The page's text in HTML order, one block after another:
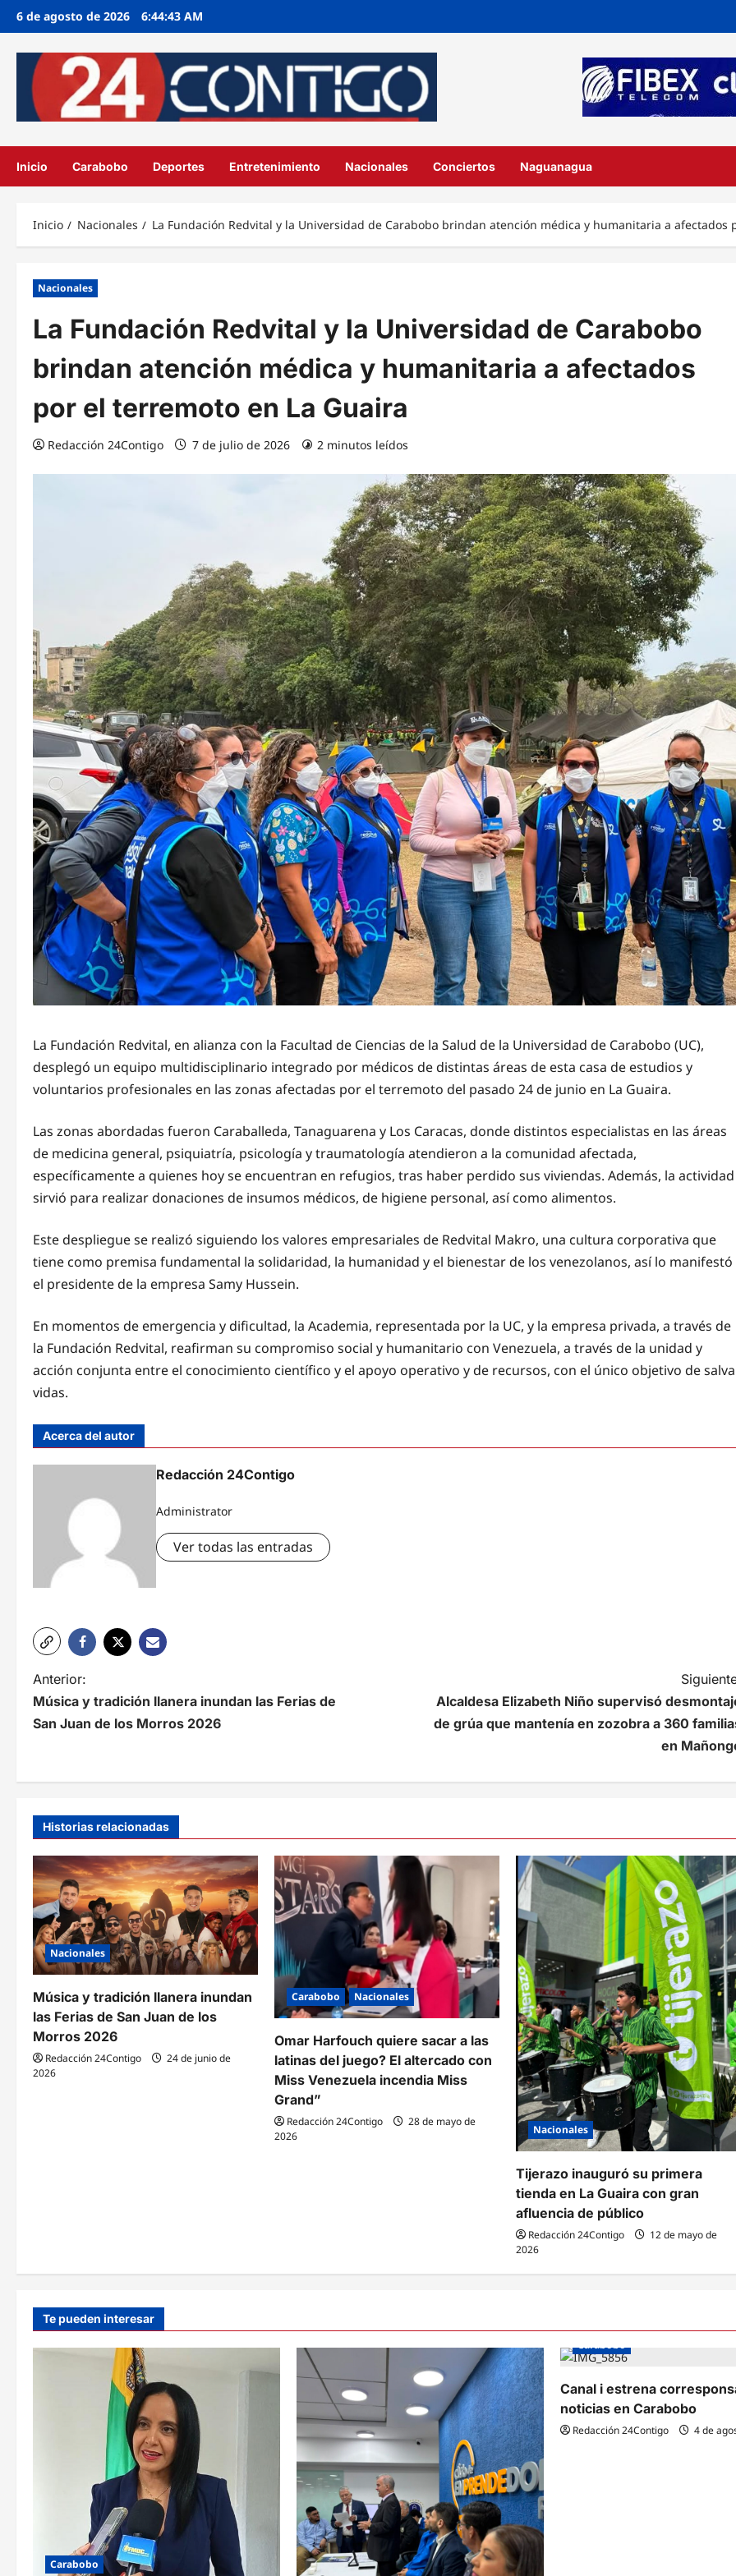
6 de agosto de 2026 6:44:44 AM
Inicio Carabobo Deportes Entretenimiento Nacionales Conciertos Naguanagua
Inicio Nacionales La Fundación Redvital y la Universidad de Carabobo brindan atención médica y humanitaria a afectados
Nacionales
La Fundación Redvital y la Universidad de Carabobo
brindan atención médica y humanitaria a afectados
por el terremoto en La Guaira
Redacción 24Contigo 7 de julio de 2026 2 minutos leídos
La Fundación Redvital, en alianza con la Facultad de Ciencias de la Salud de la Universidad de Carabobo (UC),
desplegó un equipo multidisciplinario integrado por médicos de distintas áreas de esta casa de estudios y
voluntarios profesionales en las zonas afectadas por el terremoto del pasado 24 de junio en La Guaira.
Las zonas abordadas fueron Caraballeda, Tanaguarena y Los Caracas, donde distintos especialistas en las áreas
de medicina general, psiquiatría, psicología y traumatología atendieron a la comunidad afectada,
específicamente a quienes hoy se encuentran en refugios, tras haber perdido sus viviendas. Además, la actividad
sirvió para realizar donaciones de insumos médicos, de higiene personal, así como alimentos.
Este despliegue se realizó siguiendo los valores empresariales de Redvital Makro, una cultura corporativa que
tiene como premisa fundamental la solidaridad, la humanidad y el bienestar de los venezolanos, así lo manifestó
el presidente de la empresa Samy Hussein.
En momentos de emergencia y dificultad, la Academia, representada por la UC, y la empresa privada, a través de
la Fundación Redvital, reafirman su compromiso social y humanitario con Venezuela, a través de la unidad y
acción conjunta entre el conocimiento científico y el apoyo operativo y de recursos, con el único objetivo de
vidas.
Acerca del autor
Redacción 24Contigo
Administrator
Ver todas las entradas
N
a
c
i
ó
n
d
e
e
n
Anterior:
Música y tradición llanera inundan las Ferias de
San Juan de los Morros 2026
Alcaldesa Elizabeth Niño supervisó
de grúa que mantenía en zozobra a 360
en
Historias relacionadas
Nacionales
Música y tradición llanera inundan
las Ferias de San Juan de los
Morros 2026
Redacción 24Contigo
24 de junio de
2026
Carabobo Nacionales
Omar Harfouch quiere sacar a las
latinas del juego? El altercado con
Miss Venezuela incendia Miss
Grand”
Redacción 24Contigo
28 de mayo de
2026
Nacionales
Tijerazo inauguró su primera
tienda en La Guaira con gran
afluencia de público
Redacción 24Contigo
12 de mayo de
2026
Te pueden interesar
Carabobo
Carabobo
Canal i estrena
noticias en Carabobo
Redacción 24Contigo 4 de